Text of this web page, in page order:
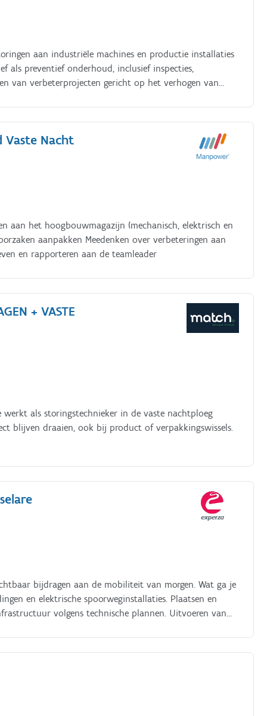
aan industriële machines en productie installaties
als preventief onderhoud, inclusief inspecties,
van verbeterprojecten gericht op het verhogen van
Opsporen en oplossen van storingen in elektrische
van elektrische schema’s en technische plannen om
en betrouwbaarheid van productie installaties
Vaste Nacht
aan het hoogbouwmagazijn (mechanisch, elektrisch en
aanpakken Meedenken over verbeteringen aan
en rapporteren aan de teamleader
+ VASTE
als storingstechnieker in de vaste nachtploeg
blijven draaien, ook bij product of verpakkingswissels.
bijdragen aan de mobiliteit van morgen. Wat ga je
en elektrische spoorweginstallaties. Plaatsen en
volgens technische plannen. Uitvoeren van
het spoornet te garanderen. Interpreteren van
Werken met gespecialiseerde uitrusting zoals
van veiligheidsprocedures bij werkzaamheden